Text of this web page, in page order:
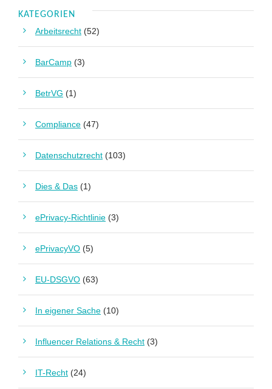
KATEGORIEN
Arbeitsrecht (52)
BarCamp (3)
BetrVG (1)
Compliance (47)
Datenschutzrecht (103)
Dies & Das (1)
ePrivacy-Richtlinie (3)
ePrivacyVO (5)
EU-DSGVO (63)
In eigener Sache (10)
Influencer Relations & Recht (3)
IT-Recht (24)